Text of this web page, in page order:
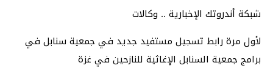
شبكة أندروتك الإخبارية .. وكالات
لأول مرة رابط تسجيل مستفيد جديد في جمعية سنابل في
برامج جمعية السنابل الإغاثية للنازحين في غزة